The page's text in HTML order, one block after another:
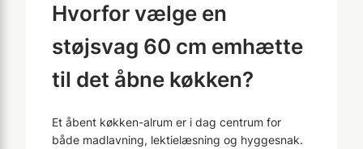
Hvorfor vælge en
støjsvag 60 cm emhætte
til det åbne køkken?
Et åbent køkken-alrum er i dag centrum for
både madlavning, lektielæsning og hyggesnak.